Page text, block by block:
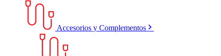
Accesorios y Complementos